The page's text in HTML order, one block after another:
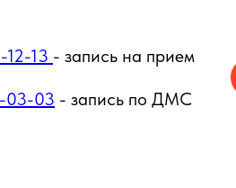
13 - запись на прием
03-03 - запись по ДМС